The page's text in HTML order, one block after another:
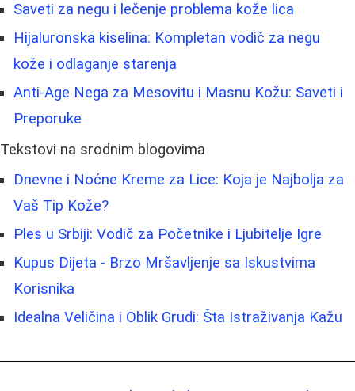
Saveti za negu i lečenje problema kože lica
Hijaluronska kiselina: Kompletan vodič za negu
kože i odlaganje starenja
Anti-Age Nega za Mesovitu i Masnu Kožu: Saveti i
Preporuke
Tekstovi na srodnim blogovima
Dnevne i Noćne Kreme za Lice: Koja je Najbolja za
Vaš Tip Kože?
Ples u Srbiji: Vodič za Početnike i Ljubitelje Igre
Kupus Dijeta - Brzo Mršavljenje sa Iskustvima
Korisnika
Idealna Veličina i Oblik Grudi: Šta Istraživanja Kažu